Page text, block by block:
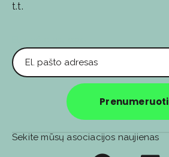
t.t.
Prenumeruoti
Sekite mūsų asociacijos naujienas